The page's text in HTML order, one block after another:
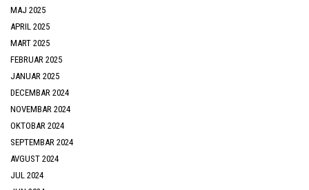
MAJ 2025
APRIL 2025
MART 2025
FEBRUAR 2025
JANUAR 2025
DECEMBAR 2024
NOVEMBAR 2024
OKTOBAR 2024
SEPTEMBAR 2024
AVGUST 2024
JUL 2024